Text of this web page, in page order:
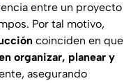
entre un proyecto
Por tal motivo,
coinciden en que
organizar, planear y
asegurando